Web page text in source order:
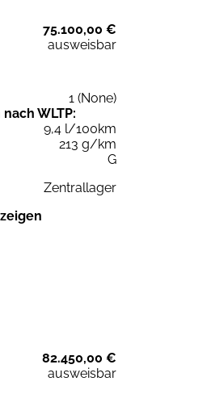
75.100,00 €
ausweisbar
1 (None)
WLTP:
9,4 l/100km
213 g/km
G
Zentrallager
82.450,00 €
ausweisbar